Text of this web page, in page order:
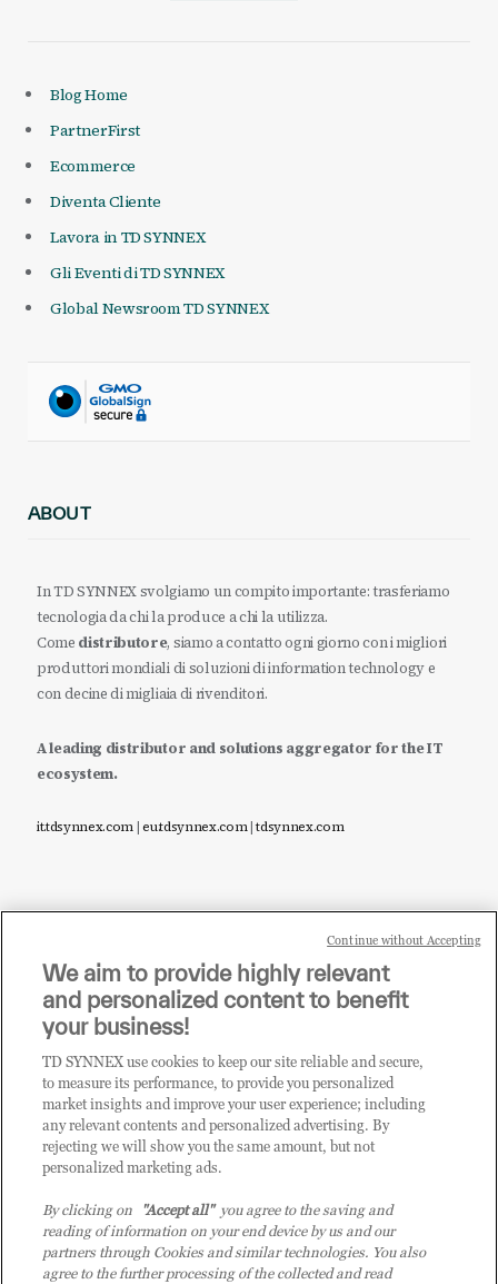
Blog Home
PartnerFirst
Ecommerce
Diventa Cliente
Lavora in TD SYNNEX
Gli Eventi di TD SYNNEX
Global Newsroom TD SYNNEX
ABOUT
In TD SYNNEX svolgiamo un compito importante: trasferiamo
tecnologia da chi la produce a chi la utilizza.
Come distributore, siamo a contatto ogni giorno con i migliori
produttori mondiali di soluzioni di information technology e
con decine di migliaia di rivenditori.
A leading distributor and solutions aggregator for the IT
ecosystem.
it.tdsynnex.com|eu.tdsynnex.com|tdsynnex.com
Sei un rivenditore di tecnologia e desideri acquistare
i prodotti o le soluzioni trattate sul blog?
CLICCA QUI E DIVENTA
CLIENTE TD SYNNEX
We aim to provide highly relevant
and personalized content to benefit
your business!
TD SYNNEX use cookies to keep our site reliable and secure,
to measure its performance, to provide you personalized
market insights and improve your user experience; including
any relevant contents and personalized advertising. By
rejecting we will show you the same amount, but not
personalized marketing ads.
By clicking on "Accept all"you agree to the saving and
reading of information on your end device by us and our
partners through Cookies and similar technologies. You also
agree to the further processing of the collected and read
Continue without Accepting